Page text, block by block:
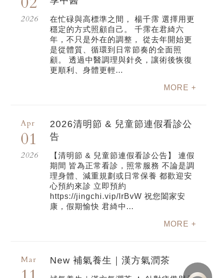
2026
在忙碌與高標準之間， 楊千霈 選擇用更
穩定的方式照顧自己。 千霈在君綺六
年，不只是外在的調整， 從去年開始更
是從體質、循環到日常節奏的全面照
顧。 透過中醫調理與針灸，讓術後恢復
更順利、身體更輕...
MORE +
Apr
01
2026
2026清明節 & 兒童節連假看診公
告
【清明節 & 兒童節連假看診公告】 連假
期間 皆為正常看診，照常服務 不論是調
理身體、減重規劃或日常保養 都歡迎安
心預約來診 立即預約
https://jingchi.vip/IrBvW 祝您闔家安
康，假期愉快 君綺中...
MORE +
Mar New 補氣養生｜漢方氣潤茶